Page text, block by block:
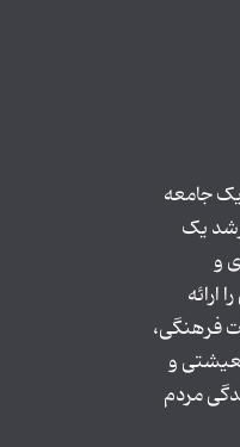
جامعه
یک
و
ارائه
فرهنگی،
و
مردم